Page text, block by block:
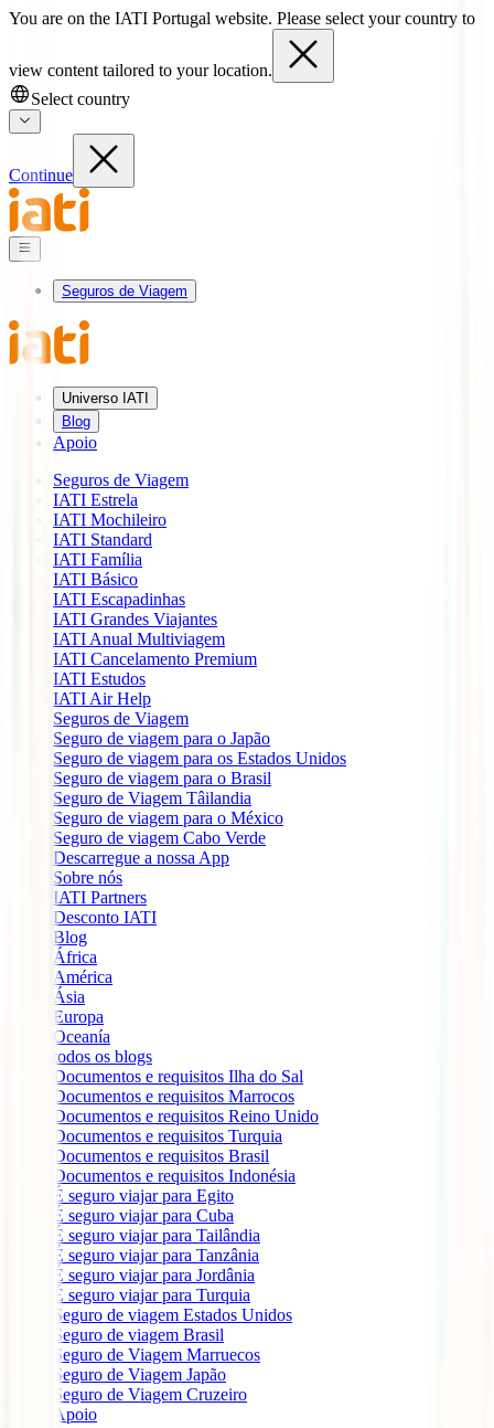
You are on the IATI Portugal website. Please select your country to
view content tailored to your location.
Select country
Continue
Seguros de Viagem
Universo IATI
Blog
Apoio
Seguros de Viagem
IATI Estrela
IATI Mochileiro
IATI Standard
IATI Família
IATI Básico
IATI Escapadinhas
IATI Grandes Viajantes
IATI Anual Multiviagem
IATI Cancelamento Premium
IATI Estudos
IATI Air Help
Seguros de Viagem
Seguro de viagem para o Japão
Seguro de viagem para os Estados Unidos
Seguro de viagem para o Brasil
Seguro de Viagem Tâilandia
Seguro de viagem para o México
Seguro de viagem Cabo Verde
Descarregue a nossa App
Sobre nós
IATI Partners
Desconto IATI
Blog
África
América
Ásia
Europa
Oceanía
todos os blogs
Documentos e requisitos Ilha do Sal
Documentos e requisitos Marrocos
Documentos e requisitos Reino Unido
Documentos e requisitos Turquia
Documentos e requisitos Brasil
Documentos e requisitos Indonésia
É seguro viajar para Egito
É seguro viajar para Cuba
É seguro viajar para Tailândia
É seguro viajar para Tanzânia
É seguro viajar para Jordânia
É seguro viajar para Turquia
Seguro de viagem Estados Unidos
Seguro de viagem Brasil
Seguro de Viagem Marruecos
Seguro de Viagem Japão
Seguro de Viagem Cruzeiro
Apoio